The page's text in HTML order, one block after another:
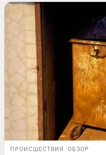
ПРОИСШЕСТВИЯ ОБЗОР